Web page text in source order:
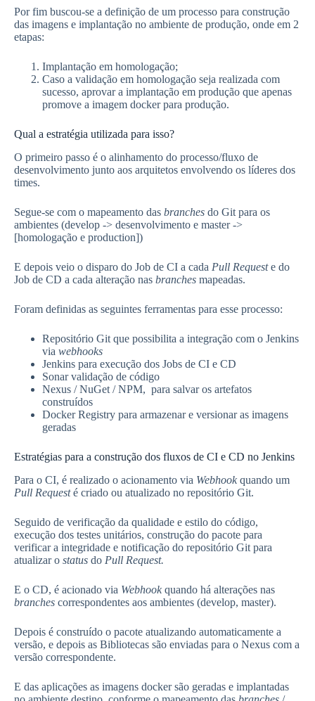
Por fim buscou-se a definição de um processo para construção
das imagens e implantação no ambiente de produção, onde em 2
etapas:
Implantação em homologação;
Caso a validação em homologação seja realizada com
sucesso, aprovar a implantação em produção que apenas
promove a imagem docker para produção.
Qual a estratégia utilizada para isso?
O primeiro passo é o alinhamento do processo/fluxo de
desenvolvimento junto aos arquitetos envolvendo os líderes dos
times.
Segue-se com o mapeamento das branches do Git para os
ambientes (develop -> desenvolvimento e master ->
[homologação e production])
E depois veio o disparo do Job de CI a cada Pull Requeste do
Job de CD a cada alteração nas branches mapeadas.
Foram definidas as seguintes ferramentas para esse processo:
Repositório Git que possibilita a integração com o Jenkins
via webhooks
Jenkins para execução dos Jobs de CI e CD
Sonar validação de código
Nexus / NuGet / NPM, para salvar os artefatos
construídos
Docker Registry para armazenar e versionar as imagens
geradas
Estratégias para a construção dos fluxos de CI e CD no Jenkins
Para o CI, é realizado o acionamento via Webhook quando um
Pull Requesté criado ou atualizado no repositório Git.
Seguido de verificação da qualidade e estilo do código,
execução dos testes unitários, construção do pacote para
verificar a integridade e notificação do repositório Git para
atualizar o status do Pull Request.
E o CD, é acionado via Webhook quando há alterações nas
branches correspondentes aos ambientes (develop, master).
Depois é construído o pacote atualizando automaticamente a
versão, e depois as Bibliotecas são enviadas para o Nexus com a
versão correspondente.
E das aplicações as imagens docker são geradas e implantadas